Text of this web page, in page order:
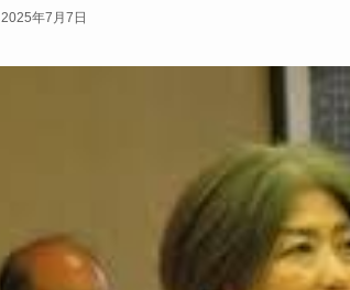
2025年7月7日